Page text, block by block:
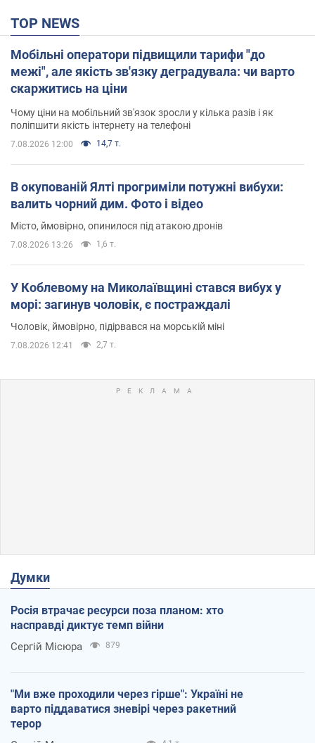
TOP NEWS
Мобільні оператори підвищили тарифи "до
межі", але якість зв'язку деградувала: чи варто
скаржитись на ціни
Чому ціни на мобільний зв'язок зросли у кілька разів і як
поліпшити якість інтернету на телефоні
7.08.2026 12:00 14,7 т.
В окупованій Ялті прогриміли потужні вибухи:
валить чорний дим. Фото і відео
Місто, ймовірно, опинилося під атакою дронів
7.08.2026 13:26 1,6 т.
У Коблевому на Миколаївщині стався вибух у
морі: загинув чоловік, є постраждалі
Чоловік, ймовірно, підірвався на морській міні
7.08.2026 12:41 2,7 т.
Думки
Росія втрачає ресурси поза планом: хто
насправді диктує темп війни
Сергій Місюра 879
"Ми вже проходили через гірше": Україні не
варто піддаватися зневірі через ракетний
терор